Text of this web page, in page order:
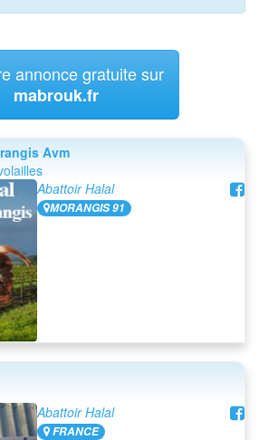
annonce gratuite sur
mabrouk.fr
Avm
Abattoir Halal
MORANGIS 91
Abattoir Halal
FRANCE